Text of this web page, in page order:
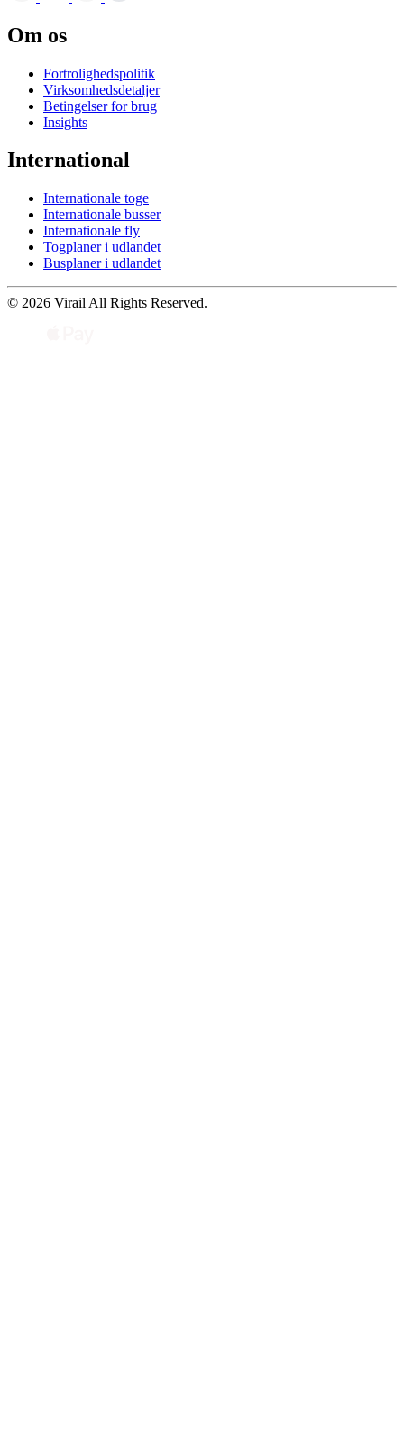
Om os
Fortrolighedspolitik
Virksomhedsdetaljer
Betingelser for brug
Insights
International
Internationale toge
Internationale busser
Internationale fly
Togplaner i udlandet
Busplaner i udlandet
© 2026 Virail All Rights Reserved.